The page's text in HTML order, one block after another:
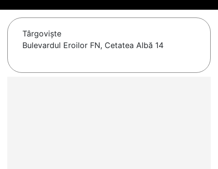
Târgovişte
Bulevardul Eroilor FN, Cetatea Albă 14